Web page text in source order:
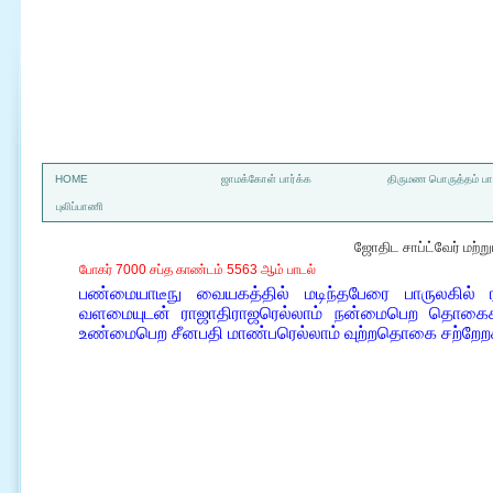
HOME ஜாமக்கோள் பார்க்க திருமண பொருத்தம்
புலிப்பாணி
ஜோதிட சாப்ட்வேர்
போகர் 7000 சப்த காண்டம் 5563 ஆம் பாடல்
பண்மையாடீநு வையகத்தில் மடிந்தபேரை பாருலகில்
வளமையுடன் ராஜாதிராஜரெல்லாம் நன்மைபெற
உண்மைபெற சீனபதி மாண்பரெல்லாம் வுற்றதொகை